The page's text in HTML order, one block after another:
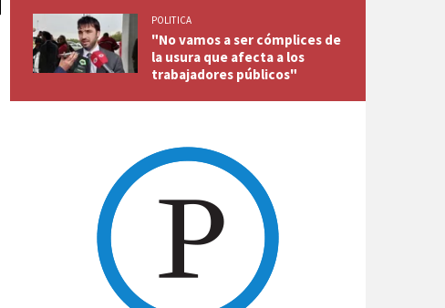
POLITICA
"No vamos a ser cómplices de
la usura que afecta a los
trabajadores públicos"